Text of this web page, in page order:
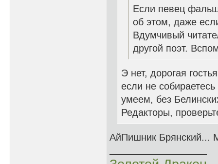
Если певец
об этом, даже
Вдумчивый
другой поэт.
Э нет, дорогая
если не
умеем, без
Редакторы,
АйПишник Брянский...